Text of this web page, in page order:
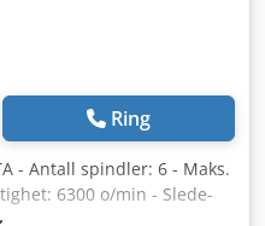
Ring
- Antall spindler: 6 - Maks.
6300 o/min - Slede-
- Slede-enhet 1.2: Akser X